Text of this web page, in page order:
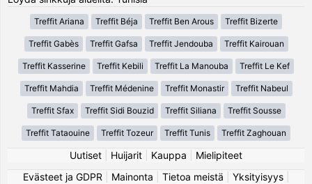
Treffit Ariana Treffit Béja Treffit Ben Arous Treffit Bizerte
Treffit Gabès Treffit Gafsa Treffit Jendouba Treffit Kairouan
Treffit Kasserine Treffit Kebili Treffit La Manouba Treffit Le Kef
Treffit Mahdia Treffit Médenine Treffit Monastir Treffit Nabeul
Treffit Sfax Treffit Sidi Bouzid Treffit Siliana Treffit Sousse
Treffit Tataouine Treffit Tozeur Treffit Tunis Treffit Zaghouan
Uutiset Huijarit Kauppa
Mielipiteet
Evästeet ja GDPR
Mainonta Tietoa meistä Yksityisyys|